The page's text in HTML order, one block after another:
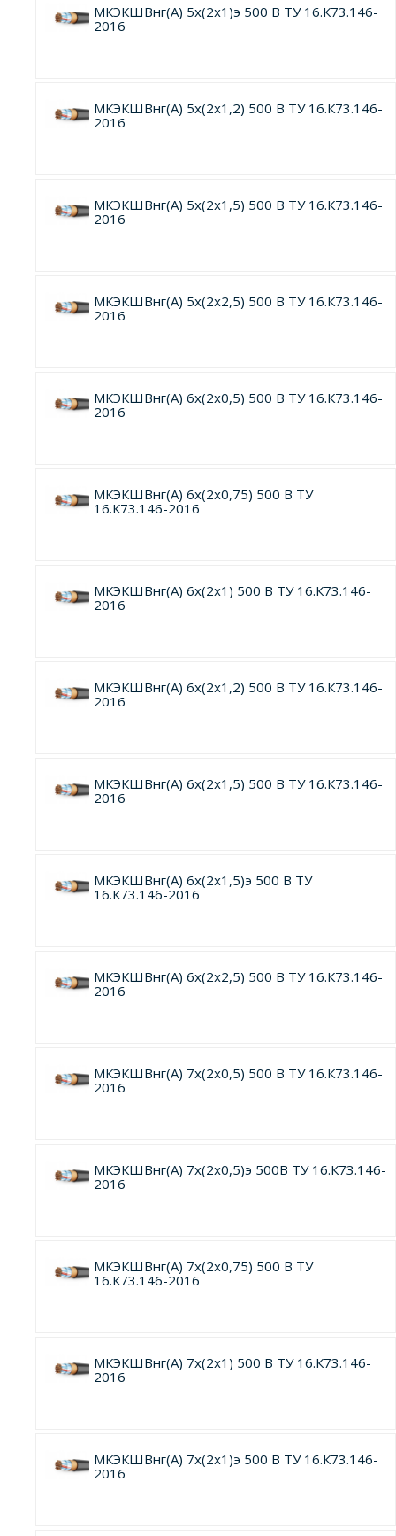
МКЭКШВнг(А) 5х(2х1)э 500 В ТУ 16.К73.146-
2016
МКЭКШВнг(А) 5х(2х1,2) 500 В ТУ 16.К73.146-
2016
МКЭКШВнг(А) 5х(2х1,5) 500 В ТУ 16.К73.146-
2016
МКЭКШВнг(А) 5х(2х2,5) 500 В ТУ 16.К73.146-
2016
МКЭКШВнг(А) 6х(2х0,5) 500 В ТУ 16.К73.146-
2016
МКЭКШВнг(А) 6х(2х0,75) 500 В ТУ
16.К73.146-2016
МКЭКШВнг(А) 6х(2х1) 500 В ТУ 16.К73.146-
2016
МКЭКШВнг(А) 6х(2х1,2) 500 В ТУ 16.К73.146-
2016
МКЭКШВнг(А) 6х(2х1,5) 500 В ТУ 16.К73.146-
2016
МКЭКШВнг(А) 6х(2х1,5)э 500 В ТУ
16.К73.146-2016
МКЭКШВнг(А) 6х(2х2,5) 500 В ТУ 16.К73.146-
2016
МКЭКШВнг(А) 7х(2х0,5) 500 В ТУ 16.К73.146-
2016
МКЭКШВнг(А) 7х(2х0,5)э 500В ТУ 16.К73.146-
2016
МКЭКШВнг(А) 7х(2х0,75) 500 В ТУ
16.К73.146-2016
МКЭКШВнг(А) 7х(2х1) 500 В ТУ 16.К73.146-
2016
МКЭКШВнг(А) 7х(2х1)э 500 В ТУ 16.К73.146-
2016